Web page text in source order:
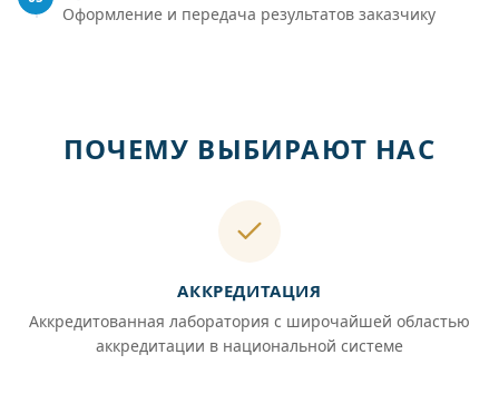
Оформление и передача результатов заказчику
ПОЧЕМУ ВЫБИРАЮТ НАС
АККРЕДИТАЦИЯ
Аккредитованная лаборатория с широчайшей областью
аккредитации в национальной системе